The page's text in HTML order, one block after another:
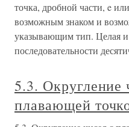
точка, дробной части, e
возможным знаком и
указывающим тип. Целая и
последовательности
5.3. Округление
плавающей